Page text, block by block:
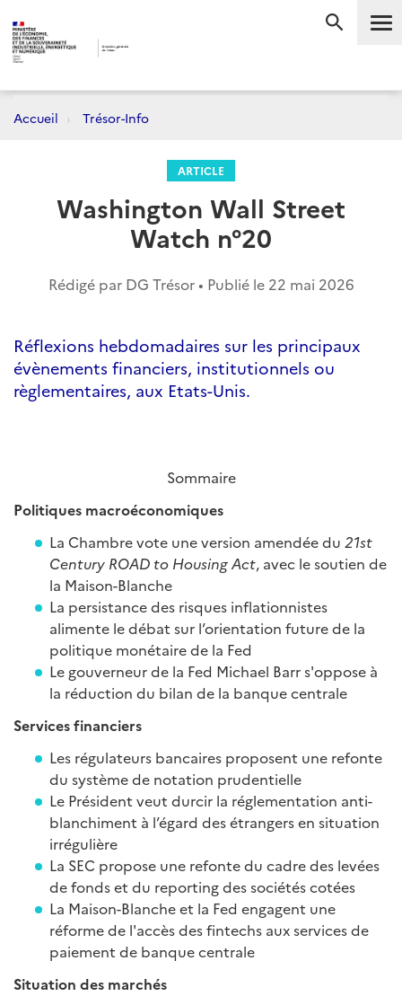
Accueil Trésor-Info
ARTICLE
Washington Wall Street
Watch n°20
Rédigé par DG Trésor • Publié le 22 mai 2026
Réflexions hebdomadaires sur les principaux
évènements financiers, institutionnels ou
règlementaires, aux Etats-Unis.
Sommaire
Politiques macroéconomiques
La Chambre vote une version amendée du 21st
Century ROAD to Housing Act, avec le soutien de
la Maison-Blanche
La persistance des risques inflationnistes
alimente le débat sur l’orientation future de la
politique monétaire de la Fed
Le gouverneur de la Fed Michael Barr s'oppose à
la réduction du bilan de la banque centrale
Services financiers
Les régulateurs bancaires proposent une refonte
du système de notation prudentielle
Le Président veut durcir la réglementation anti-
blanchiment à l’égard des étrangers en situation
irrégulière
La SEC propose une refonte du cadre des levées
de fonds et du reporting des sociétés cotées
La Maison-Blanche et la Fed engagent une
réforme de l'accès des fintechs aux services de
paiement de banque centrale
Situation des marchés